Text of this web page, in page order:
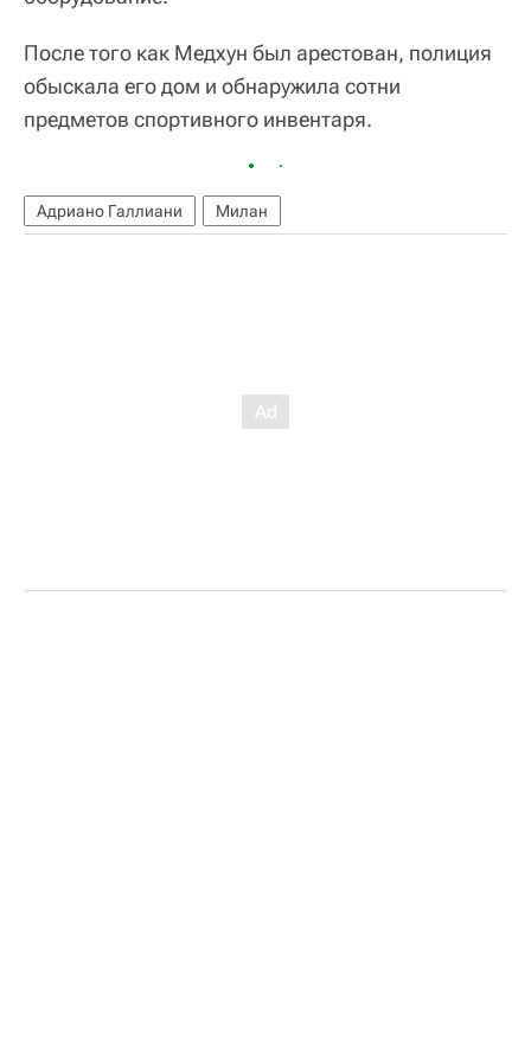
После того как Медхун был арестован, полиция
обыскала его дом и обнаружила сотни
предметов спортивного инвентаря.
Адриано Галлиани Милан